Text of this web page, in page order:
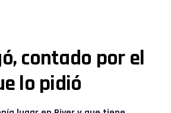
contado por el
lo pidió